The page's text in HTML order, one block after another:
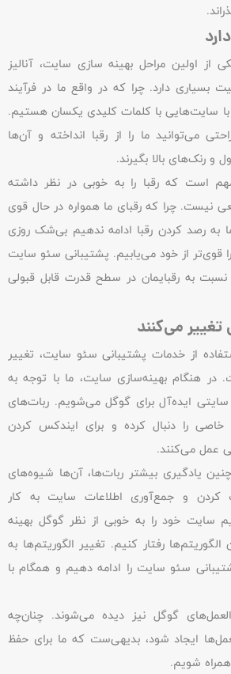
از اولین مراحل بهینه سازی سایت، آنالیز
بسیاری دارد. چرا که در واقع ما در فرآیند
سایت‌هایی با کلمات کلیدی یکسان هستیم.
می‌توانید ما را از رقبا انداخته و آن‌ها
و رنک‌های بالا بگیرند.
است که رقبا را به خوبی در نظر داشته
نیست. چرا که رقبای ما همواره در حال قوی
به رصد کردن رقبا ادامه ندهیم بی‌شک روزی
قوی‌تر از خود می‌یابیم. پشتیبانی سئو سایت
به رقبایمان در سطح قدرت قابل قبولی
می‌کنند
از خدمات پشتیبانی سئو سایت، تغییر
در هنگام بهینه‌سازی سایت، ما با توجه به
سایتی ایده‌آل برای گوگل می‌شویم. ربات‌های
خاصی را دنبال کرده و برای ایندکس کردن
عمل می‌کنند.
یادگیری بیشتر ربات‌ها، آن‌ها شیوه‌های
کردن و جمع‌آوری اطلاعات سایت به کار
سایت خود را به خوبی از نظر گوگل بهینه
رفتار کنیم. تغییر الگوریتم‌ها به
سئو سایت را ادامه دهیم و همگام با
گوگل نیز دیده می‌شوند. چنان‌چه
ایجاد شود، بدیهی‌ست که ما برای حفظ
شویم.